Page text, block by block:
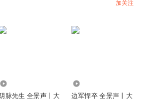
加关注
脉先生 全景声丨大
边军悍卒 全景声丨大